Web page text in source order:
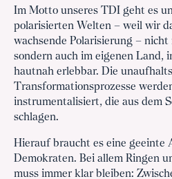
Im Motto unseres TDI geht es
polarisierten Welten – weil wir
wachsende Polarisierung –
sondern auch im eigenen Land,
hautnah erlebbar. Die
Transformationsprozesse
instrumentalisiert, die aus dem
schlagen.
Hierauf braucht es eine geeinte
Demokraten. Bei allem Ringen
muss immer klar bleiben: